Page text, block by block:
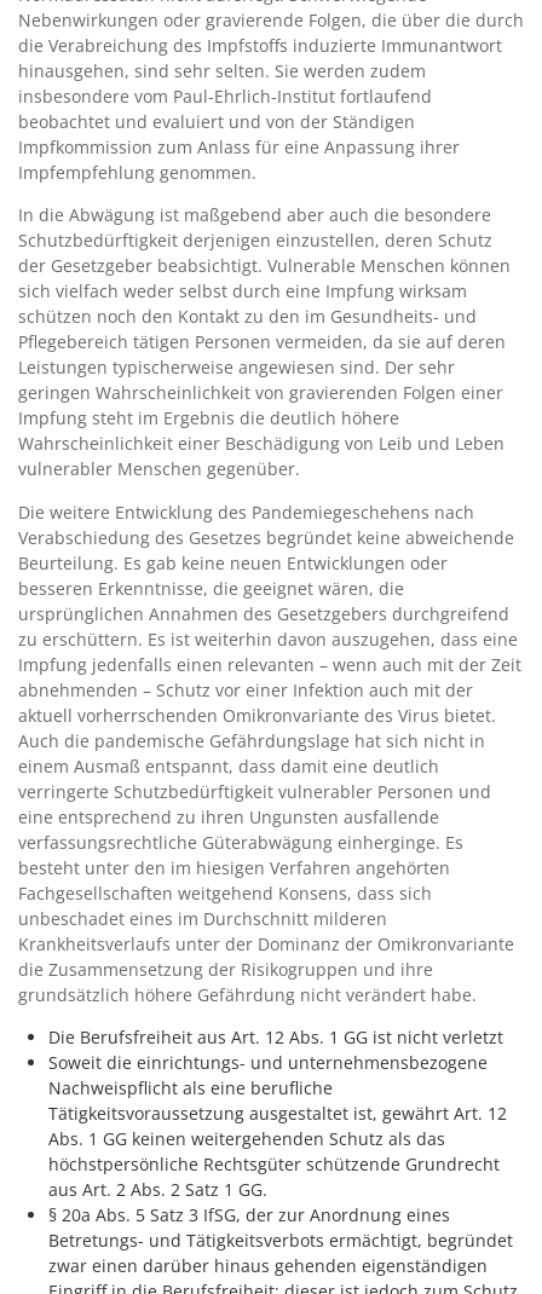
Nebenwirkungen oder gravierende Folgen, die über die durch
die Verabreichung des Impfstoffs induzierte Immunantwort
hinausgehen, sind sehr selten. Sie werden zudem
insbesondere vom Paul-Ehrlich-Institut fortlaufend
beobachtet und evaluiert und von der Ständigen
Impfkommission zum Anlass für eine Anpassung ihrer
Impfempfehlung genommen.
In die Abwägung ist maßgebend aber auch die besondere
Schutzbedürftigkeit derjenigen einzustellen, deren Schutz
der Gesetzgeber beabsichtigt. Vulnerable Menschen können
sich vielfach weder selbst durch eine Impfung wirksam
schützen noch den Kontakt zu den im Gesundheits- und
Pflegebereich tätigen Personen vermeiden, da sie auf deren
Leistungen typischerweise angewiesen sind. Der sehr
geringen Wahrscheinlichkeit von gravierenden Folgen einer
Impfung steht im Ergebnis die deutlich höhere
Wahrscheinlichkeit einer Beschädigung von Leib und Leben
vulnerabler Menschen gegenüber.
Die weitere Entwicklung des Pandemiegeschehens nach
Verabschiedung des Gesetzes begründet keine abweichende
Beurteilung. Es gab keine neuen Entwicklungen oder
besseren Erkenntnisse, die geeignet wären, die
ursprünglichen Annahmen des Gesetzgebers durchgreifend
zu erschüttern. Es ist weiterhin davon auszugehen, dass eine
Impfung jedenfalls einen relevanten – wenn auch mit der Zeit
abnehmenden – Schutz vor einer Infektion auch mit der
aktuell vorherrschenden Omikronvariante des Virus bietet.
Auch die pandemische Gefährdungslage hat sich nicht in
einem Ausmaß entspannt, dass damit eine deutlich
verringerte Schutzbedürftigkeit vulnerabler Personen und
eine entsprechend zu ihren Ungunsten ausfallende
verfassungsrechtliche Güterabwägung einherginge. Es
besteht unter den im hiesigen Verfahren angehörten
Fachgesellschaften weitgehend Konsens, dass sich
unbeschadet eines im Durchschnitt milderen
Krankheitsverlaufs unter der Dominanz der Omikronvariante
die Zusammensetzung der Risikogruppen und ihre
grundsätzlich höhere Gefährdung nicht verändert habe.
Die Berufsfreiheit aus Art. 12 Abs. 1 GG ist nicht verletzt
Soweit die einrichtungs- und unternehmensbezogene
Nachweispflicht als eine berufliche
Tätigkeitsvoraussetzung ausgestaltet ist, gewährt Art. 12
Abs. 1 GG keinen weitergehenden Schutz als das
höchstpersönliche Rechtsgüter schützende Grundrecht
aus Art. 2 Abs. 2 Satz 1 GG.
§ 20a Abs. 5 Satz 3 IfSG, der zur Anordnung eines
Betretungs- und Tätigkeitsverbots ermächtigt, begründet
zwar einen darüber hinaus gehenden eigenständigen